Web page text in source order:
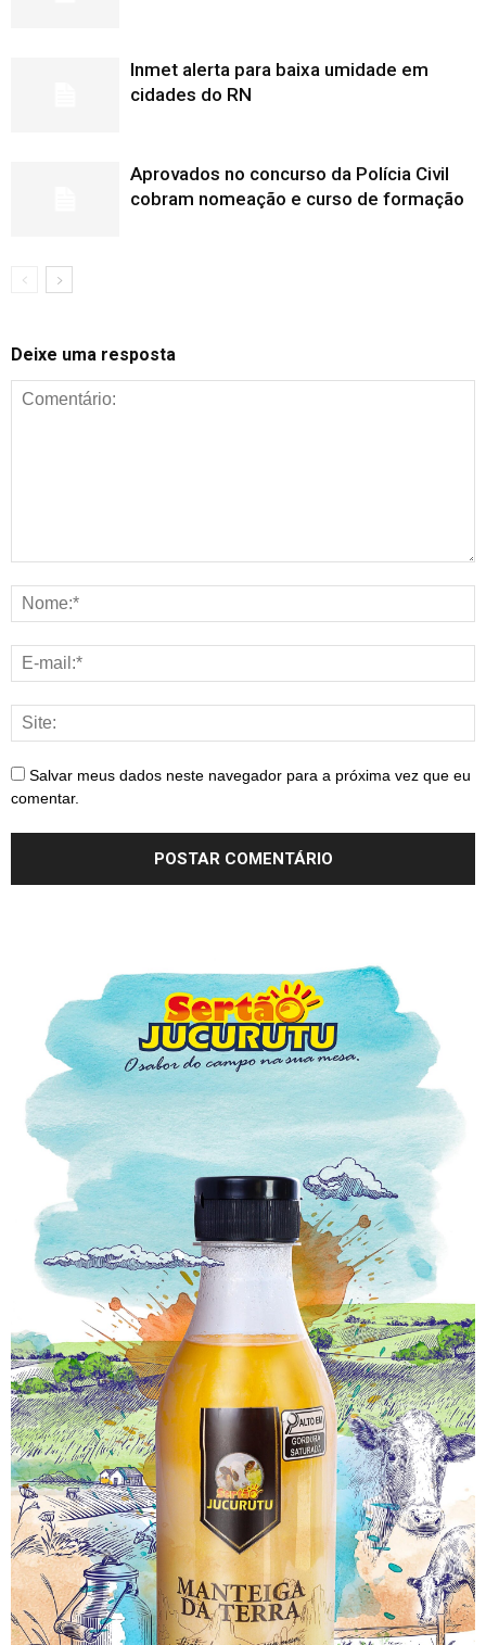
Inmet alerta para baixa umidade em
cidades do RN
Aprovados no concurso da Polícia Civil
cobram nomeação e curso de formação
Deixe uma resposta
Salvar meus dados neste navegador para a próxima vez que eu
comentar.